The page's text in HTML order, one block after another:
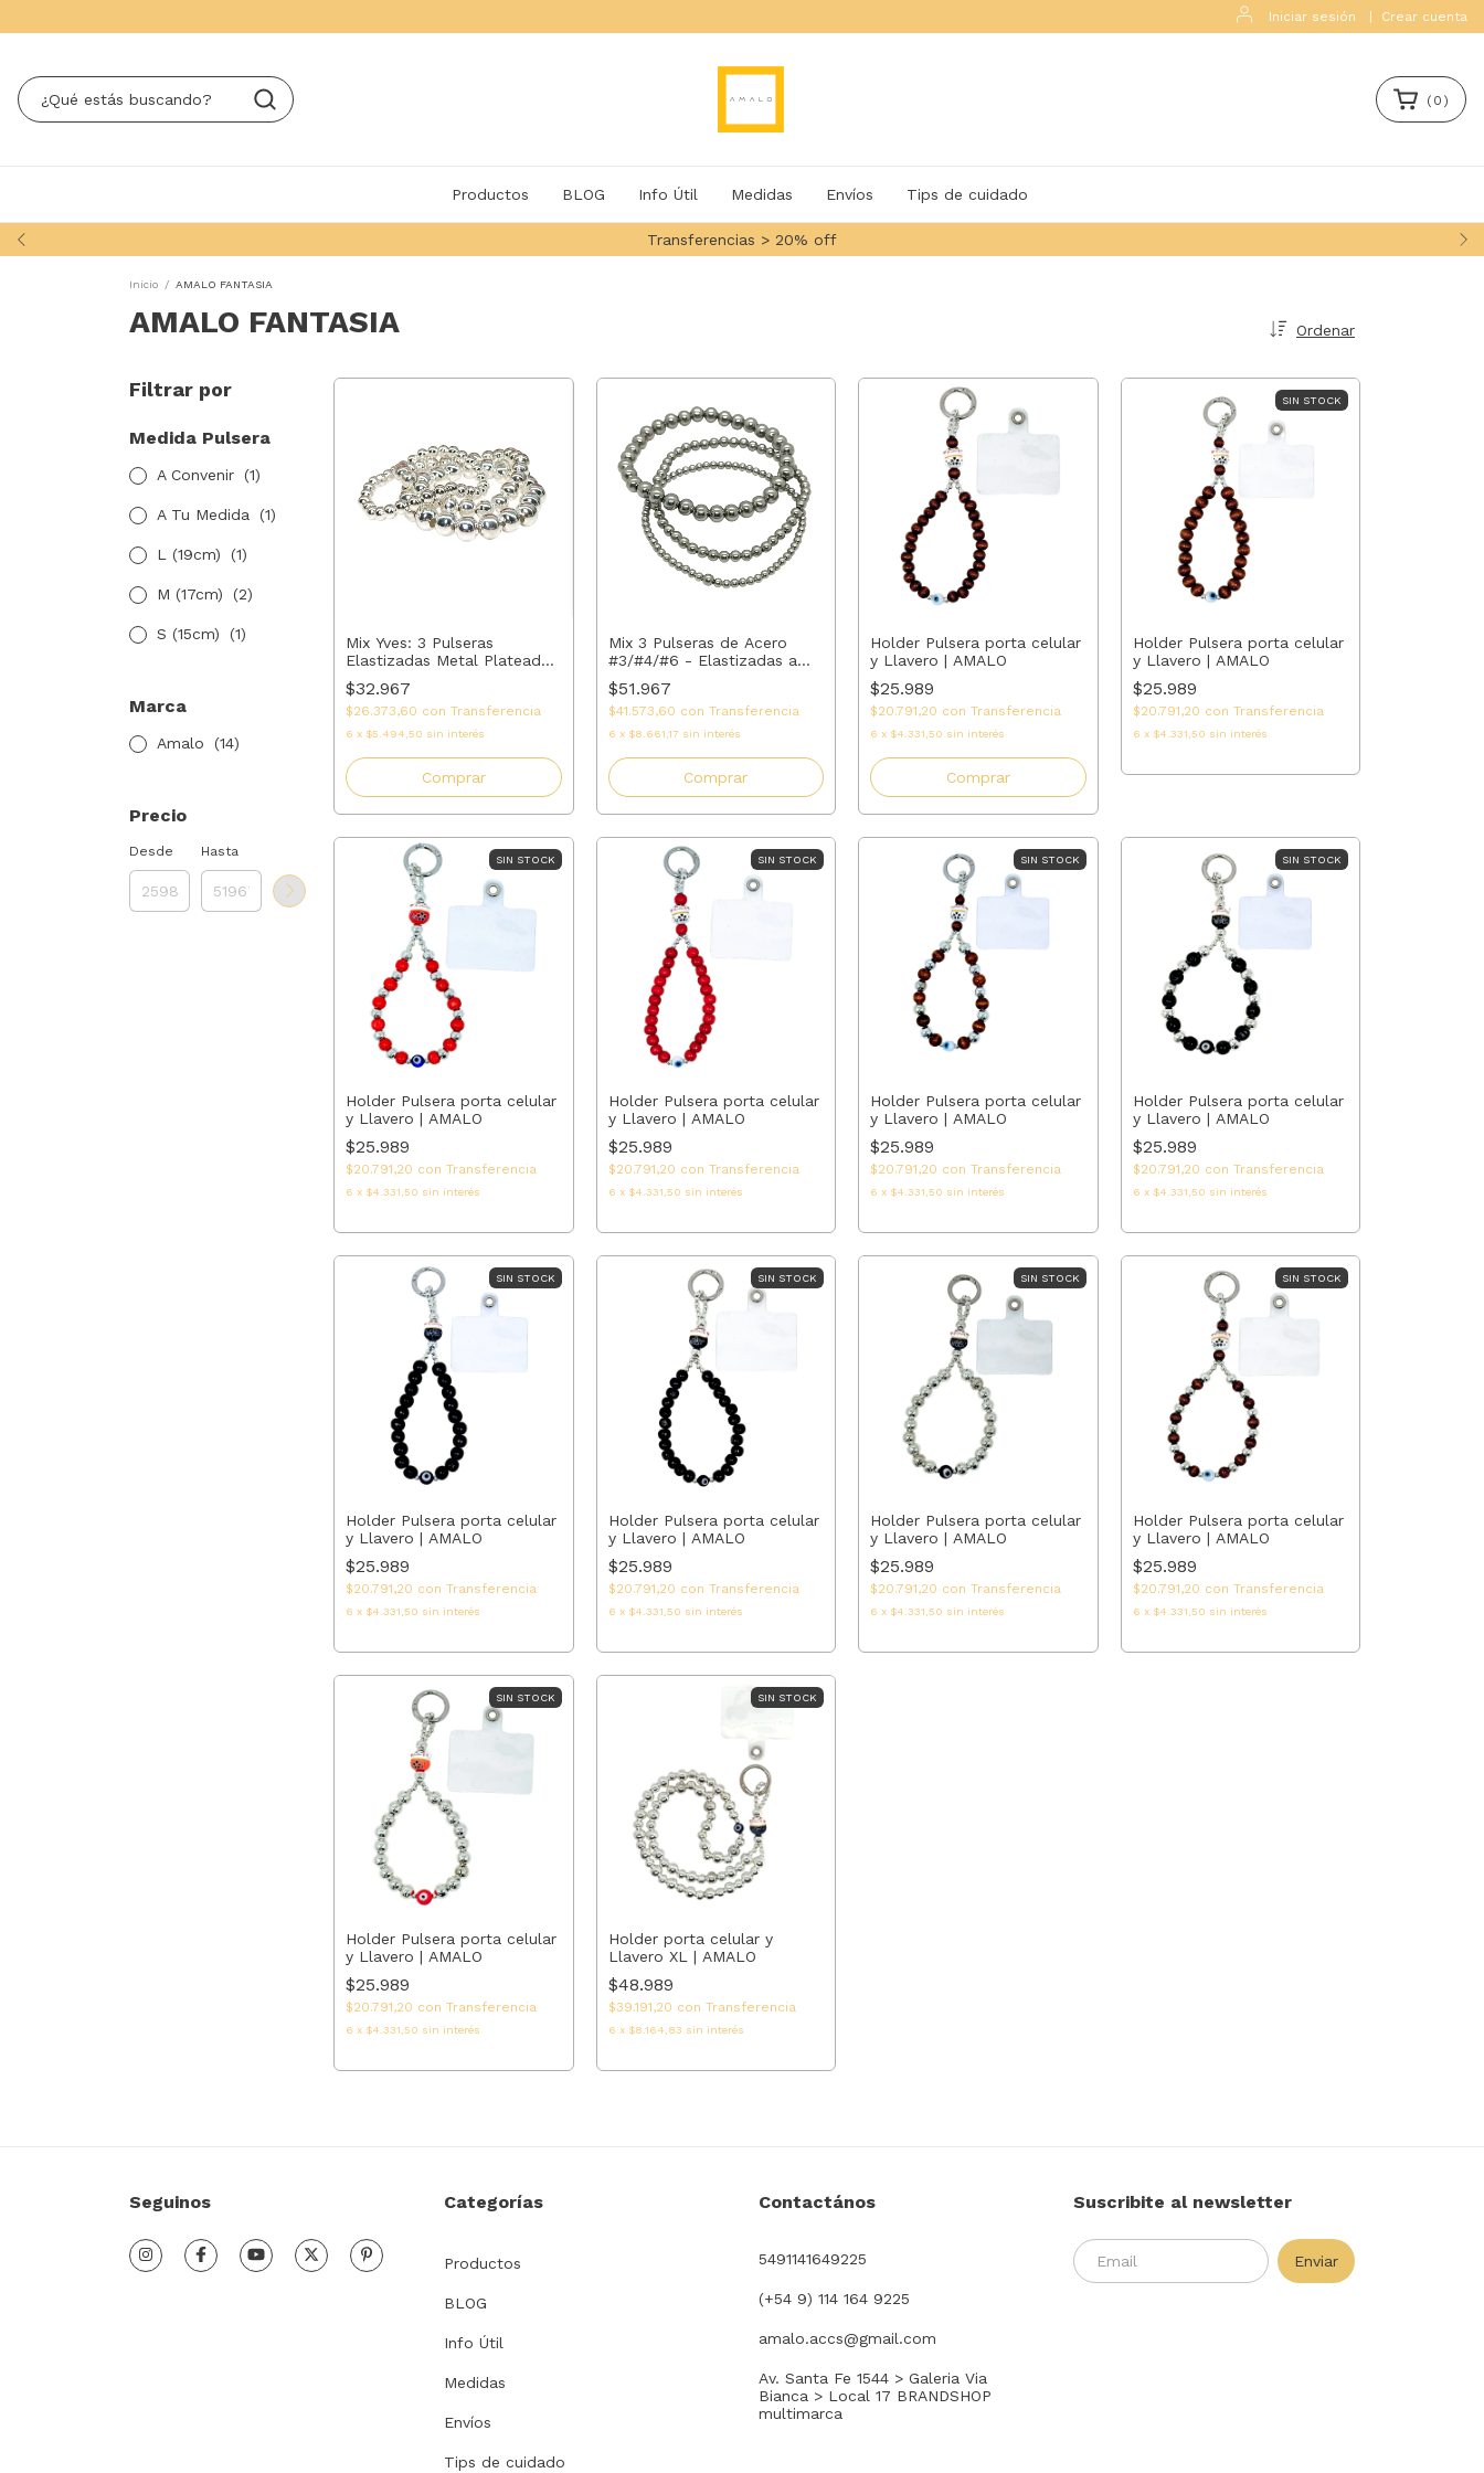
Iniciar sesión Crear cuenta
Transferencias > 20% off
( 0 )
Productos BLOG Info Útil Medidas Envíos Tips de cuidado
Inicio / AMALO FANTASIA
AMALO FANTASIA Ordenar
Filtrar por
Medida Pulsera
A Convenir (1)
A Tu Medida (1)
L (19cm) (1)
M (17cm) (2)
S (15cm) (1)
Marca
Amalo (14)
Precio
Desde Hasta
Mix Yves: 3 Pulseras
Elastizadas Metal Plateado
Brillante | AMALO
$32.967
$26.373,60 con Transferencia
6 x $5.494,50 sin interés
Comprar
Mix 3 Pulseras de Acero
#3/#4/#6 - Elastizadas a
Medida
$51.967
$41.573,60 con Transferencia
6 x $8.661,17 sin interés
Comprar
Holder Pulsera porta celular
y Llavero | AMALO
$25.989
$20.791,20 con Transferencia
6 x $4.331,50 sin interés
SIN STOCK
Holder Pulsera porta celular
y Llavero | AMALO
$25.989
$20.791,20 con Transferencia
6 x $4.331,50 sin interés
SIN STOCK
Holder Pulsera porta celular
y Llavero | AMALO
$25.989
$20.791,20 con Transferencia
6 x $4.331,50 sin interés
SIN STOCK
Holder Pulsera porta celular
y Llavero | AMALO
$25.989
$20.791,20 con Transferencia
6 x $4.331,50 sin interés
SIN STOCK
Holder Pulsera porta celular
y Llavero | AMALO
$25.989
$20.791,20 con Transferencia
6 x $4.331,50 sin interés
SIN STOCK
Holder Pulsera porta celular
y Llavero | AMALO
$25.989
$20.791,20 con Transferencia
6 x $4.331,50 sin interés
SIN STOCK
Holder Pulsera porta celular
y Llavero | AMALO
$25.989
$20.791,20 con Transferencia
6 x $4.331,50 sin interés
SIN STOCK
Holder Pulsera porta celular
y Llavero | AMALO
$25.989
$20.791,20 con Transferencia
6 x $4.331,50 sin interés
SIN STOCK
Holder Pulsera porta celular
y Llavero | AMALO
$25.989
$20.791,20 con Transferencia
6 x $4.331,50 sin interés
SIN STOCK
Holder Pulsera porta celular
y Llavero | AMALO
$25.989
$20.791,20 con Transferencia
6 x $4.331,50 sin interés
SIN STOCK
Holder Pulsera porta celular
y Llavero | AMALO
$25.989
$20.791,20 con Transferencia
6 x $4.331,50 sin interés
SIN STOCK
Holder porta celular y
Llavero XL | AMALO
$48.989
$39.191,20 con Transferencia
6 x $8.164,83 sin interés
Seguinos Categorías
Productos
BLOG
Info Útil
Medidas
Envíos
Tips de cuidado
Contactános
5491141649225
(+54 9) 114 164 9225
amalo.accs@gmail.com
Av. Santa Fe 1544 > Galeria Via
Bianca > Local 17 BRANDSHOP
multimarca
Suscribite al newsletter